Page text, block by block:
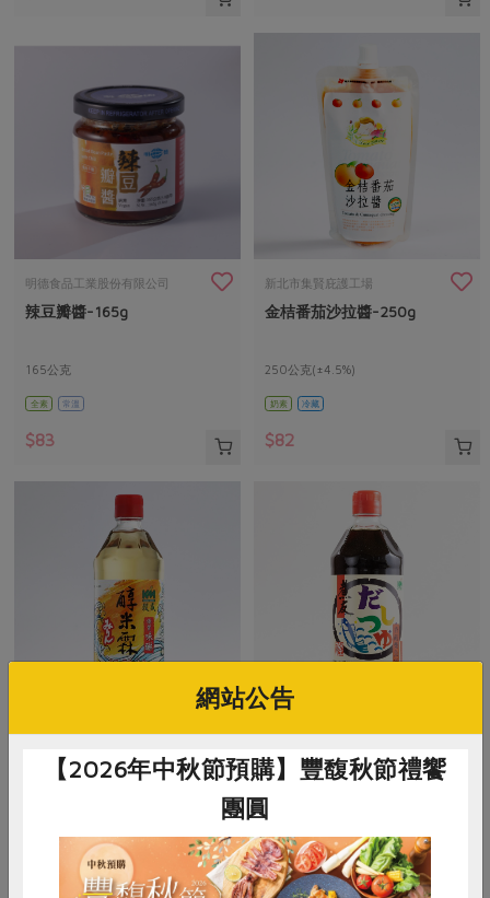
明德食品工業股份有限公司
辣豆瓣醬-165g
165公克
全素 常溫
$83
新北市集賢庇護工場
金桔番茄沙拉醬-250g
250公克(±4.5%)
奶素 冷藏
$82
醇米霖-500ml
常溫
柴魚煮友-500ml
500毫升
葷 常溫
$80
網站公告
【2026年中秋節預購】豐馥秋節禮饗
團圓